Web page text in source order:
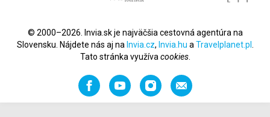
© 2000–2026. Invia.sk je najväčšia cestovná agentúra na
Slovensku. Nájdete nás aj na Invia.cz, Invia.hu a Travelplanet.pl
Tato stránka využíva cookies.
FacebookYouTubeInstagramOdporučiť